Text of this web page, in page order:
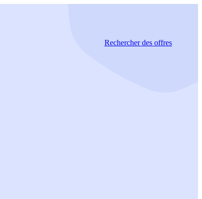
Rechercherdes offres